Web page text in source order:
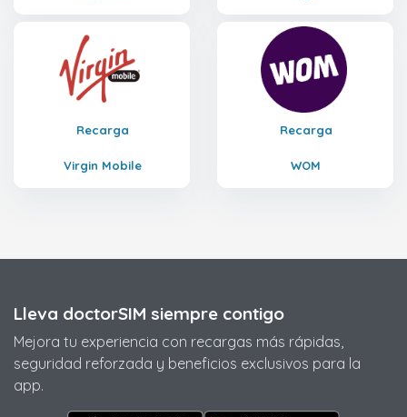
Recarga
Virgin Mobile
Recarga
WOM
Lleva doctorSIM siempre contigo
Mejora tu experiencia con recargas más rápidas,
seguridad reforzada y beneficios exclusivos para la
app.